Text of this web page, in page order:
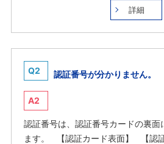
詳細
Q2 認証番号が分かりません。
A2
認証番号は、認証番号カードの裏面
ます。 【認証カード表面】 【認証